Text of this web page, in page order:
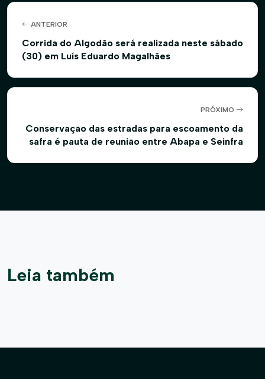
ANTERIOR
Corrida do Algodão será realizada neste sábado
(30) em Luís Eduardo Magalhães
PRÓXIMO
Conservação das estradas para escoamento da
safra é pauta de reunião entre Abapa e Seinfra
Leia também